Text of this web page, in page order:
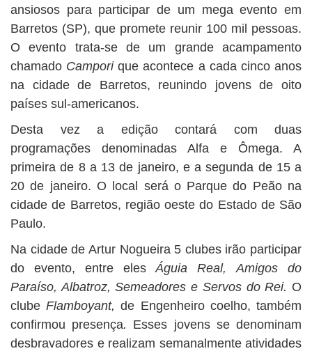
ansiosos para participar de um mega evento em
Barretos (SP), que promete reunir 100 mil pessoas.
O evento trata-se de um grande acampamento
chamado Camporique acontece a cada cinco anos
na cidade de Barretos, reunindo jovens de oito
países sul-americanos.
Desta vez a edição contará com duas
programações denominadas Alfa e Ômega. A
primeira de 8 a 13 de janeiro, e a segunda de 15 a
20 de janeiro. O local será o Parque do Peão na
cidade de Barretos, região oeste do Estado de São
Paulo.
Na cidade de Artur Nogueira 5 clubes irão participar
do evento, entre elesÁguia Real,
Amigos do
Paraíso, Albatroz, Semeadores e Servos do Rei. O
clubeFlamboyant,de Engenheiro coelho, também
confirmou presença. Esses jovens se denominam
desbravadores e realizam semanalmente atividades